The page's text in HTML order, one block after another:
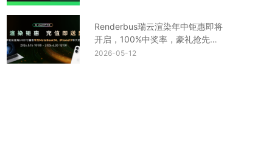
Renderbus瑞云渲染年中钜惠即将
开启，100%中奖率，豪礼抢先
看！
2026-05-12